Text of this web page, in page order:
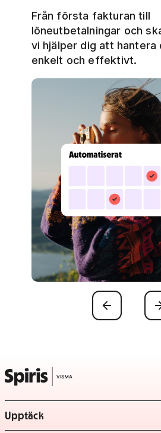
Från första fakturan till
löneutbetalningar och
vi hjälper dig att hantera
enkelt och effektivt.
Föregående
Upptäck
– klicka för att expandera lista